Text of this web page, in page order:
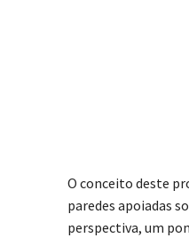
O conceito deste
paredes apoiadas
perspectiva, um